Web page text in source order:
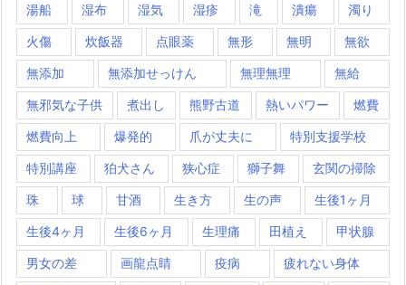
湯船 湿布 湿気 湿疹 滝 潰瘍 濁り
火傷 炊飯器 点眼薬 無形 無明 無欲
無添加 無添加せっけん 無理無理 無給
無邪気な子供 煮出し 熊野古道 熱いパワー 燃費
燃費向上 爆発的 爪が丈夫に 特別支援学校
特別講座 狛犬さん 狭心症 獅子舞 玄関の掃除
珠 球 甘酒 生き方 生の声 生後1ヶ月
生後4ヶ月 生後6ヶ月 生理痛 田植え 甲状腺
男女の差 画龍点睛 疫病 疲れない身体